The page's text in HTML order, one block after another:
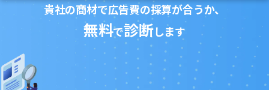
貴社の商材で広告費の採算が合うか、
無料で診断します